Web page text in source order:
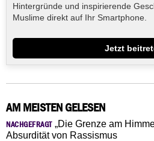
Hintergründe und inspirierende
Muslime direkt auf Ihr Smartphone.
Jetzt
AM MEISTEN GELESEN
NACHGEFRAGT„Die Grenze am
Absurdität von Rassismus